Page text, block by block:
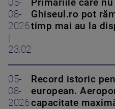
05-
08-
2026
23:02
Primăriile care
Ghiseul.ro pot
timp mai au la
05-
08-
2026
Record istoric
european.
capacitate